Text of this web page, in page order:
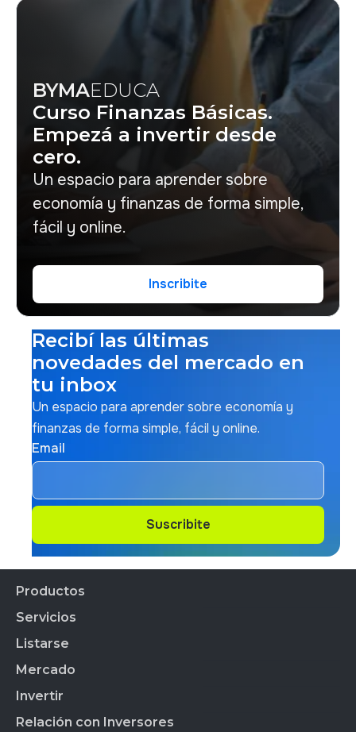
BYMAEDUCA
Curso Finanzas Básicas.
Empezá a invertir desde
cero.
Un espacio para aprender sobre
economía y finanzas de forma simple,
fácil y online.
Inscribite
Recibí las últimas
novedades del mercado en
tu inbox
Un espacio para aprender sobre economía y
finanzas de forma simple, fácil y online.
Email
Suscribite
Productos
Productos Financieros
CEDEARs
Cauci´ón
Acciones
BYMA Primarias
Servicios
Todos los servicios
Listarse
Empresas Listadas
Índice de Sustentabilidad
Panel de Gob. Corp.
Mercado
Calendario Bursátil
Horarios
Invertir
Ranking de Agentes
Relación con Inversores